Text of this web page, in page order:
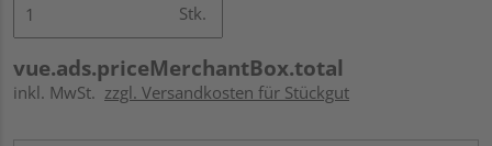
Stk.
vue.ads.priceMerchantBox.total
inkl. MwSt. zzgl. Versandkosten für Stückgut